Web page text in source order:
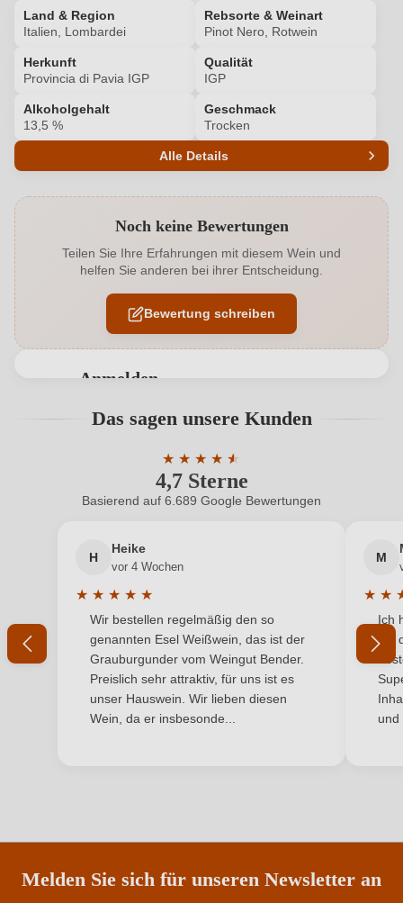
Land & Region
Italien, Lombardei
Rebsorte & Weinart
Pinot Nero, Rotwein
Herkunft
Provincia di Pavia IGP
Qualität
IGP
Alkoholgehalt
13,5 %
Geschmack
Trocken
Alle Details
Alkoholgehalt in % 13,5 %
Allergene Enthält Sulfite
Ausbau Großes Eichenfass
Regione Torre Sacchetti 70/A, 27049 Stradella, Italien
Jahrgang 2025
Land Italien
IGP
Weinart
Noch keine Bewertungen
Teilen Sie Ihre Erfahrungen mit diesem Wein und
helfen Sie anderen bei ihrer Entscheidung.
Bewertung schreiben
Anmelden
Benutzern abgegeben werden. Bitte loggen Sie sich
Neuer Kunde? Neuer Kunde?
Ihre E-Mail-Adresse
Ihr Passwort
Ich habe mein Passwort vergessen
Das sagen unsere Kunden
4,7 Sterne
★ ★ ★ ★ ★
★
Durchschnittliche Bewertung von 4.7
Basierend auf 6.689 Google Bewertungen
H
Heike
vor 4 Wochen
★ ★ ★ ★ ★
Durchschnittliche Bewertung von 5 von 5 Sternen
Wir bestellen regelmäßig den so
genannten Esel Weißwein, das ist der
Grauburgunder vom Weingut Bender.
Preislich sehr attraktiv, für uns ist es
unser Hauswein. Wir lieben diesen
Wein, da er insbesonde...
M
★ ★
Ich
mit
und
Melden Sie sich für unseren Newsletter an